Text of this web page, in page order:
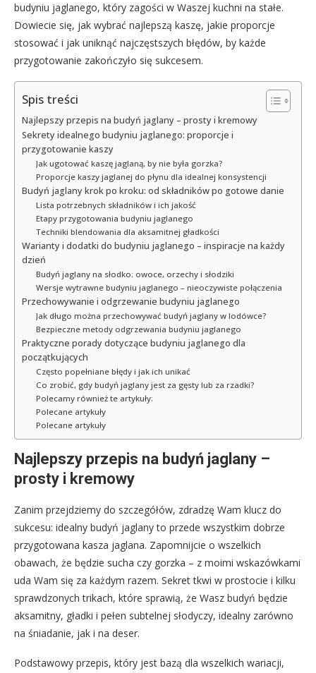
budyniu jaglanego, który zagości w Waszej kuchni na stałe.
Dowiecie się, jak wybrać najlepszą kaszę, jakie proporcje
stosować i jak uniknąć najczęstszych błędów, by każde
przygotowanie zakończyło się sukcesem.
Spis treści
Najlepszy przepis na budyń jaglany – prosty i kremowy
Sekrety idealnego budyniu jaglanego: proporcje i
przygotowanie kaszy
Jak ugotować kaszę jaglaną, by nie była gorzka?
Proporcje kaszy jaglanej do płynu dla idealnej konsystencji
Budyń jaglany krok po kroku: od składników po gotowe danie
Lista potrzebnych składników i ich jakość
Etapy przygotowania budyniu jaglanego
Techniki blendowania dla aksamitnej gładkości
Warianty i dodatki do budyniu jaglanego – inspiracje na każdy
dzień
Budyń jaglany na słodko: owoce, orzechy i słodziki
Wersje wytrawne budyniu jaglanego – nieoczywiste połączenia
Przechowywanie i odgrzewanie budyniu jaglanego
Jak długo można przechowywać budyń jaglany w lodówce?
Bezpieczne metody odgrzewania budyniu jaglanego
Praktyczne porady dotyczące budyniu jaglanego dla
początkujących
Często popełniane błędy i jak ich unikać
Co zrobić, gdy budyń jaglany jest za gęsty lub za rzadki?
Polecamy również te artykuły:
Polecane artykuły
Polecane artykuły
Najlepszy przepis na budyń jaglany –
prosty i kremowy
Zanim przejdziemy do szczegółów, zdradzę Wam klucz do
sukcesu: idealny budyń jaglany to przede wszystkim dobrze
przygotowana kasza jaglana. Zapomnijcie o wszelkich
obawach, że będzie sucha czy gorzka – z moimi wskazówkami
uda Wam się za każdym razem. Sekret tkwi w prostocie i kilku
sprawdzonych trikach, które sprawią, że Wasz budyń będzie
aksamitny, gładki i pełen subtelnej słodyczy, idealny zarówno
na śniadanie, jak i na deser.
Podstawowy przepis, który jest bazą dla wszelkich wariacji,